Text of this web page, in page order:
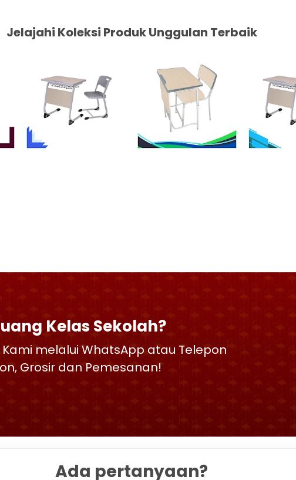
Jelajahi Koleksi Produk Unggulan Terbaik
Kelas Sekolah?
Kami melalui WhatsApp atau Telepon
Grosir dan Pemesanan!
Ada pertanyaan?